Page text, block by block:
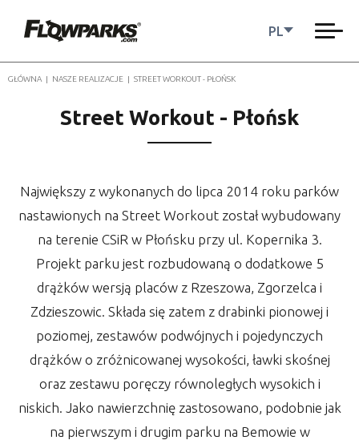
PL
GŁÓWNA | NASZE REALIZACJE | STREET WORKOUT - PŁOŃSK
Street Workout - Płońsk
Największy z wykonanych do lipca 2014 roku parków
nastawionych na Street Workout został wybudowany
na terenie CSiR w Płońsku przy ul. Kopernika 3.
Projekt parku jest rozbudowaną o dodatkowe 5
drążków wersją placów z Rzeszowa, Zgorzelca i
Zdzieszowic. Składa się zatem z drabinki pionowej i
poziomej, zestawów podwójnych i pojedynczych
drążków o zróżnicowanej wysokości, ławki skośnej
oraz zestawu poręczy równoległych wysokich i
niskich. Jako nawierzchnię zastosowano, podobnie jak
na pierwszym i drugim parku na Bemowie w